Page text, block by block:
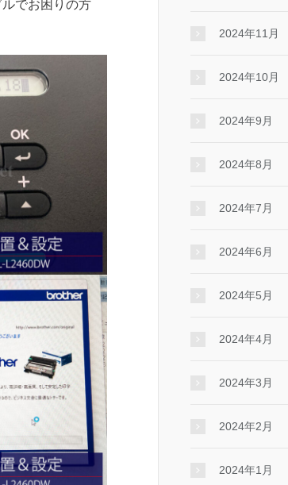
でお困りの方
2024年11月
2024年10月
2024年9月
2024年8月
2024年7月
2024年6月
2024年5月
2024年4月
2024年3月
2024年2月
2024年1月